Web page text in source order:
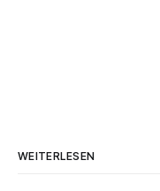
WEITERLESEN